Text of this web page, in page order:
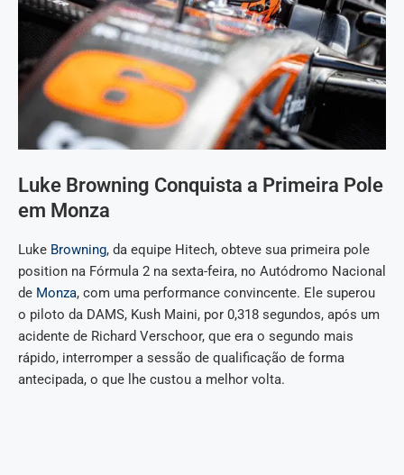
Luke Browning Conquista a Primeira Pole
em Monza
Luke Browning, da equipe Hitech, obteve sua primeira pole
position na Fórmula 2 na sexta-feira, no Autódromo Nacional
de Monza, com uma performance convincente. Ele superou
o piloto da DAMS, Kush Maini, por 0,318 segundos, após um
acidente de Richard Verschoor, que era o segundo mais
rápido, interromper a sessão de qualificação de forma
antecipada, o que lhe custou a melhor volta.